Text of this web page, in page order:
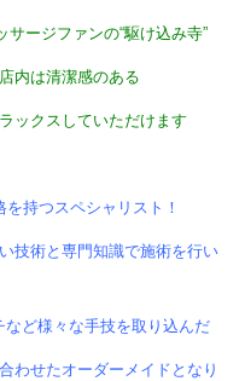
ージファンの“駆け込み寺”
内は清潔感のある
ックスしていただけます
持つスペシャリスト！
技術と専門知識で施術を行い
ど様々な手技を取り込んだ
わせたオーダーメイドとなり